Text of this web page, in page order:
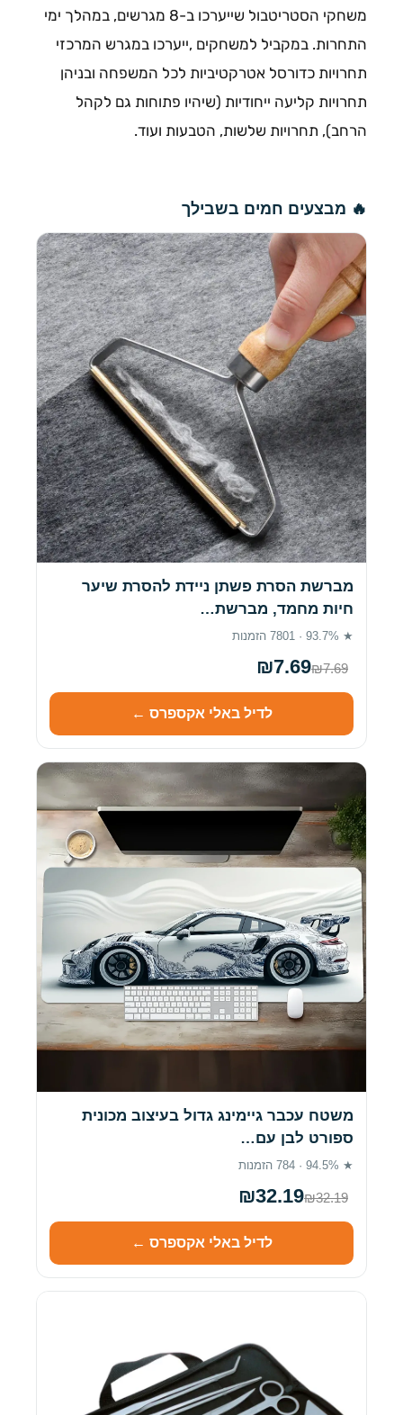
משחקי הסטריטבול שייערכו ב-8 מגרשים, במהלך ימי
התחרות. במקביל למשחקים ,ייערכו במגרש המרכזי
תחרויות כדורסל אטרקטיביות לכל המשפחה ובניהן
תחרויות קליעה ייחודיות (שיהיו פתוחות גם לקהל
הרחב), תחרויות שלשות, הטבעות ועוד.
🔥 מבצעים חמים בשבילך
מברשת הסרת פשתן ניידת להסרת שיער
חיות מחמד, מברשת…
★ 93.7% · 7801 הזמנות
₪7.69₪7.69
לדיל באלי אקספרס ←
משטח עכבר גיימינג גדול בעיצוב מכונית
ספורט לבן עם…
★ 94.5% · 784 הזמנות
₪32.19₪32.19
לדיל באלי אקספרס ←